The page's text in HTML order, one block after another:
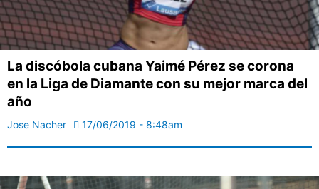
La discóbola cubana Yaimé Pérez se corona
en la Liga de Diamante con su mejor marca del
año
Jose Nacher 17/06/2019 - 8:48am